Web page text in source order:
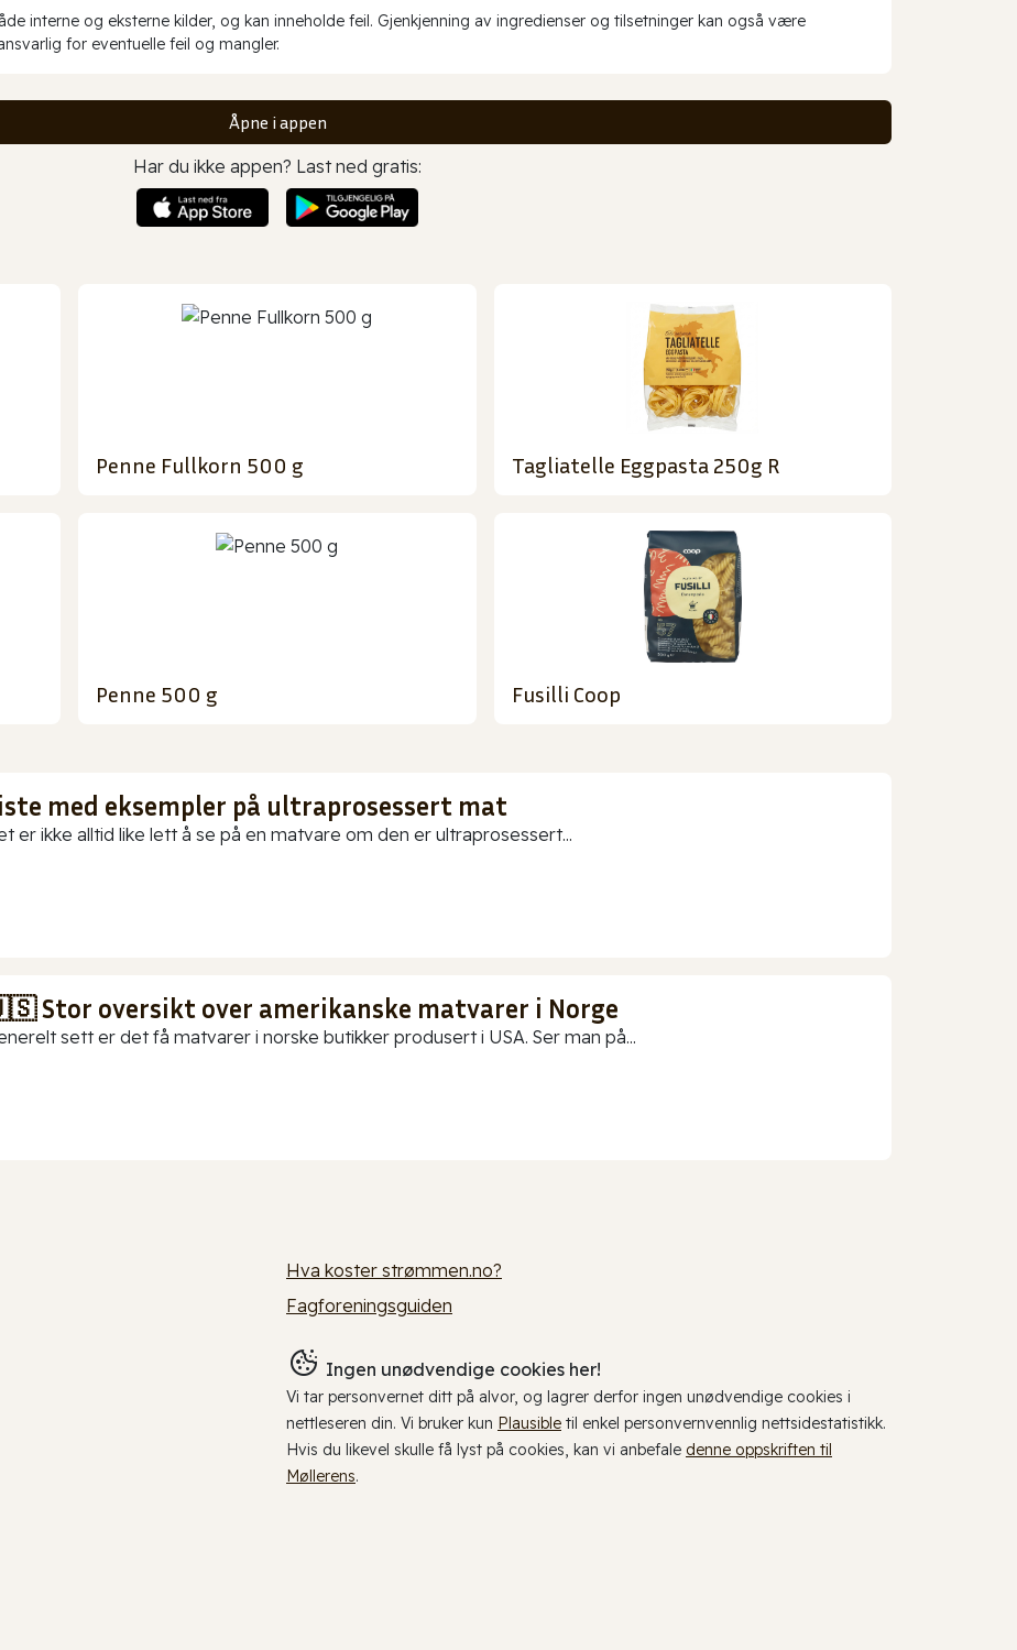
interne og eksterne kilder, og kan inneholde feil. Gjenkjenning av ingredienser og tilsetninger kan også være
for eventuelle feil og mangler.
Åpne i appen
Har du ikke appen? Last ned gratis:
Penne Fullkorn 500 g Tagliatelle Eggpasta 250g R
Penne 500 g Fusilli Coop
med eksempler på ultraprosessert mat
er ikke alltid like lett å se på en matvare om den er ultraprosessert...
Stor oversikt over amerikanske matvarer i Norge
sett er det få matvarer i norske butikker produsert i USA. Ser man på...
Hva koster strømmen.no?
Fagforeningsguiden
Ingen unødvendige cookies her!
Vi tar personvernet ditt på alvor, og lagrer derfor ingen unødvendige cookies i
nettleseren din. Vi bruker kun Plausible til enkel personvernvennlig nettsidestatistikk.
Hvis du likevel skulle få lyst på cookies, kan vi anbefale denne oppskriften til
Møllerens.